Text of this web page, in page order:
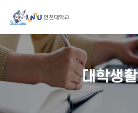
대학생활